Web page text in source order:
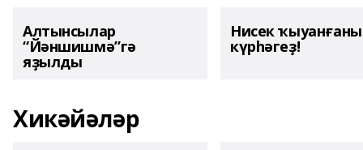
Алтынсылар
“Йәншишмә”гә
яҙылды
Нисек
күрһәгеҙ!
Хикәйәләр